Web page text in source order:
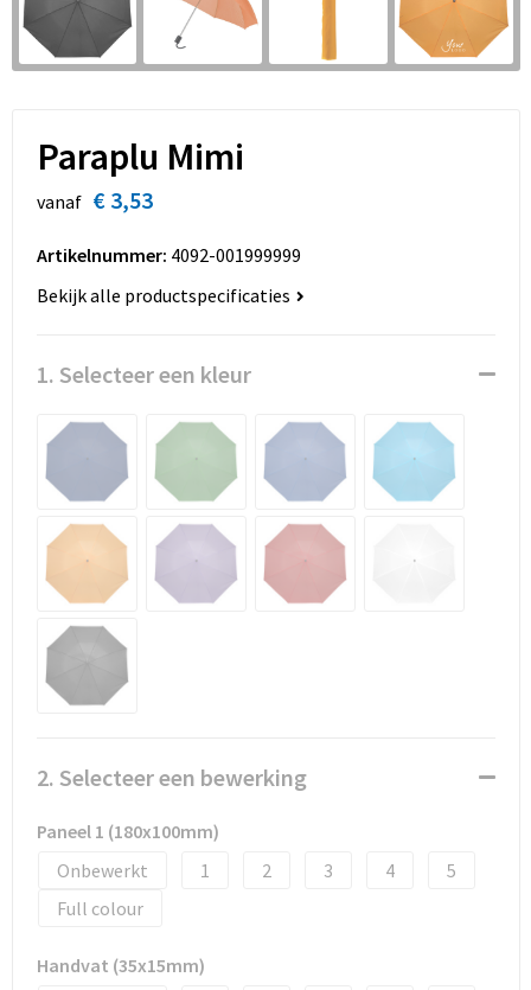
Sinterklaas
Sleutelhangers en Lanyards
Sport
Veiligheid, Auto en Fiets
Vrije tijd en Strand
Waterflesjes
Themapakketten
Overhemden
Strandtassen
Toilettassen
Schoenentassen
Golftassen
Matrozentassen
Collegetassen
Draagtassen
Promotietassen
Duffeltassen
Fietstassen
Reistassen
Paraplu Mimi
vanaf € 3,53
Artikelnummer: 4092-001999999
Bekijk alle productspecificaties
1. Selecteer een kleur
2. Selecteer een bewerking
Paneel 1 (180x100mm)
Onbewerkt
1 2 3 4
5
Full colour
Handvat (35x15mm)